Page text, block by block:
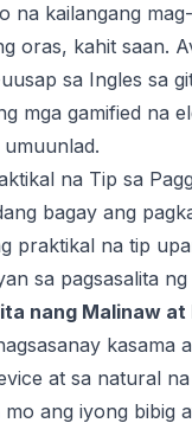
na kailangang
oras, kahit saan.
sa Ingles sa
mga gamified na
na Tip sa
bagay ang
praktikal na tip
sa pagsasalita ng
nang Malinaw at
kasama
at sa natural
mo ang iyong bibig